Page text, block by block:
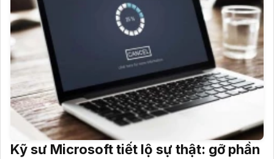
Kỹ sư Microsoft tiết lộ sự thật: gỡ phần